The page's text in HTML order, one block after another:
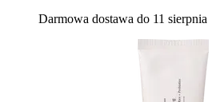
Darmowa dostawa do 11 sierpnia